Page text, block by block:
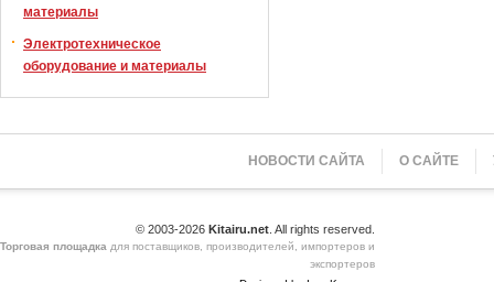
материалы
Электротехническое
оборудование и материалы
НОВОСТИ САЙТА О САЙТЕ
© 2003-2026 Kitairu.net . All rights reserved.
Торговая площадка для поставщиков, производителей, импортеров и
экспортеров